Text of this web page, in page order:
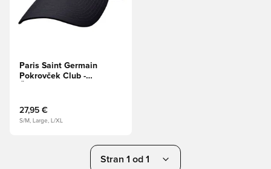
Paris Saint Germain
Pokrovček Club -
27,95 €
S/M, Large, L/XL
Stran 1 od 1